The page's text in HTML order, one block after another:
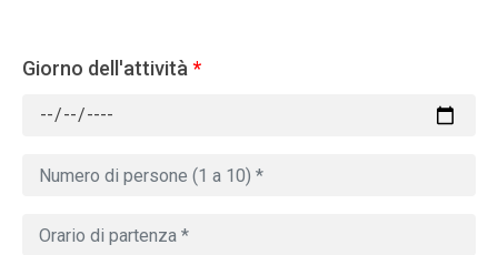
Giorno dell'attività *